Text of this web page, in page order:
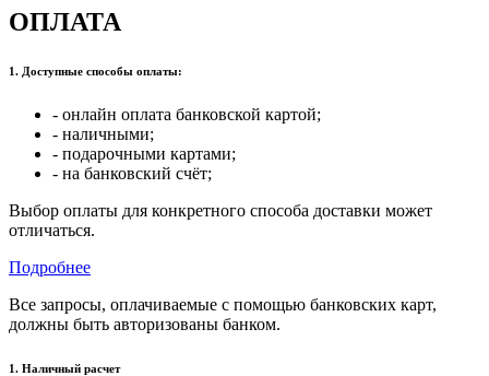
ОПЛАТА
1. Доступные способы оплаты:
- онлайн оплата банковской картой;
- наличными;
- подарочными картами;
- на банковский счёт;
Выбор оплаты для конкретного способа доставки может
отличаться.
Подробнее
Все запросы, оплачиваемые с помощью банковских карт,
должны быть авторизованы банком.
1. Наличный расчет